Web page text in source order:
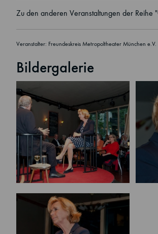
Zu den anderen Veranstaltungen der Reihe
Veranstalter: Freundeskreis Metropoltheater München e.V.
Bildergalerie